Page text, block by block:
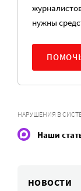
нужны
НАРУШЕНИЯ В
Наши
НОВОСТИ